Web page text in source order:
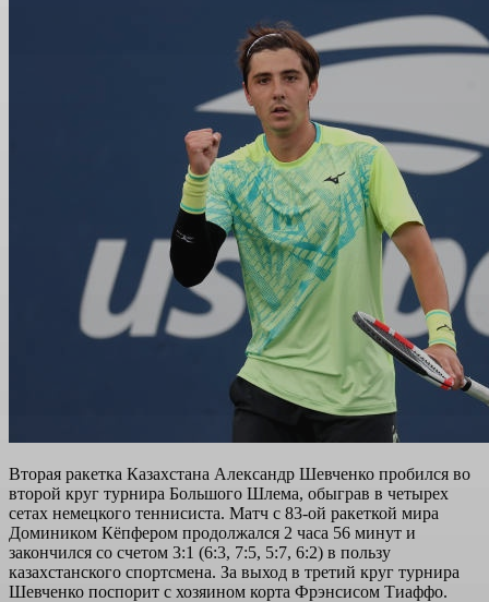
Вторая ракетка Казахстана Александр Шевченко пробился во
второй круг турнира Большого Шлема, обыграв в четырех
сетах немецкого теннисиста. Матч с 83-ой ракеткой мира
Домиником Кёпфером продолжался 2 часа 56 минут и
закончился со счетом 3:1 (6:3, 7:5, 5:7, 6:2) в пользу
казахстанского спортсмена. За выход в третий круг турнира
Шевченко поспорит с хозяином корта Фрэнсисом Тиаффо.